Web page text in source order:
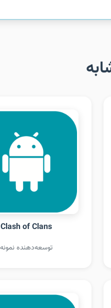
Clash of Clans
توسعه‌دهنده نمونه